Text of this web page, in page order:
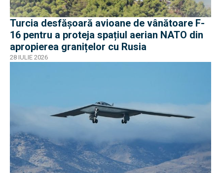
Turcia desfășoară avioane de vânătoare F-
16 pentru a proteja spațiul aerian NATO din
apropierea granițelor cu Rusia
28 IULIE 2026